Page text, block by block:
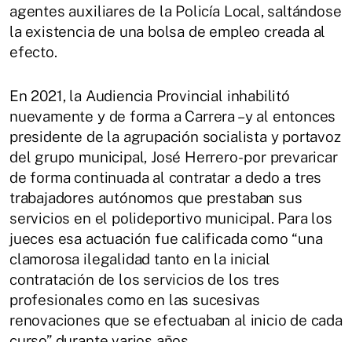
agentes auxiliares de la Policía Local, saltándose
la existencia de una bolsa de empleo creada al
efecto.
En 2021, la Audiencia Provincial inhabilitó
nuevamente y de forma a Carrera –y al entonces
presidente de la agrupación socialista y portavoz
del grupo municipal, José Herrero- por prevaricar
de forma continuada al contratar a dedo a tres
trabajadores autónomos que prestaban sus
servicios en el polideportivo municipal. Para los
jueces esa actuación fue calificada como “una
clamorosa ilegalidad tanto en la inicial
contratación de los servicios de los tres
profesionales como en las sucesivas
renovaciones que se efectuaban al inicio de cada